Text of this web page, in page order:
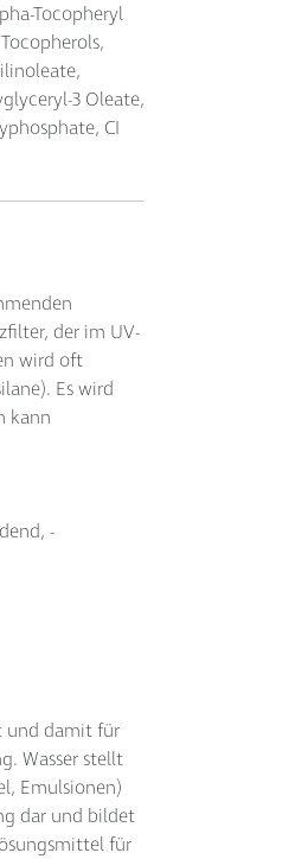
Tocopheryl
3 Oleate,
CI
der im UV-
wird oft
Es wird
kann
und damit für
Wasser stellt
Emulsionen)
dar und bildet
für